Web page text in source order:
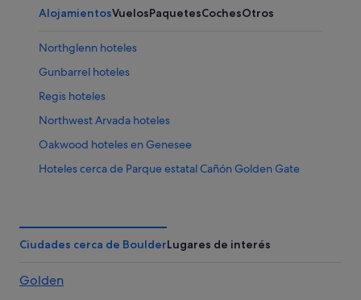
AlojamientosVuelosPaquetesCochesOtros
Northglenn hoteles
Gunbarrel hoteles
Regis hoteles
Northwest Arvada hoteles
Oakwood hoteles en Genesee
Hoteles cerca de Parque estatal Cañón Golden Gate
Hoteles cerca de The Spot Bouldering Gym
Boulder hoteles
Ciudades cerca de BoulderLugares de interés
Golden